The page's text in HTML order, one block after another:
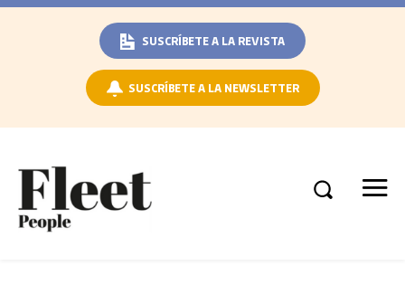
SUSCRÍBETE A LA REVISTA
SUSCRÍBETE A LA NEWSLETTER